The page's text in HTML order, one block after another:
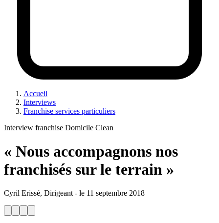
Accueil
Interviews
Franchise services particuliers
Interview franchise Domicile Clean
« Nous accompagnons nos
franchisés sur le terrain »
Cyril Erissé, Dirigeant- le 11 septembre 2018